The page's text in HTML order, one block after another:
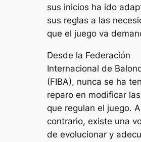
sus inicios ha ido
sus reglas a las
que el juego va
Desde la Federación
Internacional de
(FIBA), nunca se ha
reparo en modificar
que regulan el juego.
contrario, existe una
de evolucionar y